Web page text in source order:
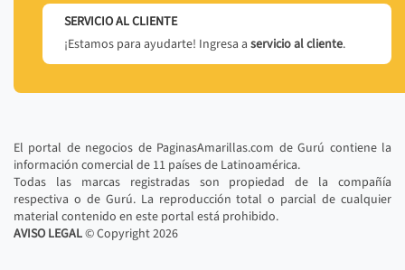
SERVICIO AL CLIENTE
¡Estamos para ayudarte! Ingresa a servicio al cliente.
El portal de negocios de PaginasAmarillas.com de Gurú contiene la
información comercial de 11 países de Latinoamérica.
Todas las marcas registradas son propiedad de la compañía
respectiva o de Gurú. La reproducción total o parcial de cualquier
material contenido en este portal está prohibido.
AVISO LEGAL© Copyright2026